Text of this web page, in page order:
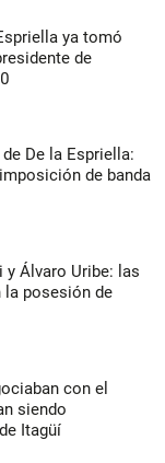
ya tomó
de
De la Espriella:
de banda
y Álvaro Uribe: las
la posesión de
con el
siendo
Itagüí